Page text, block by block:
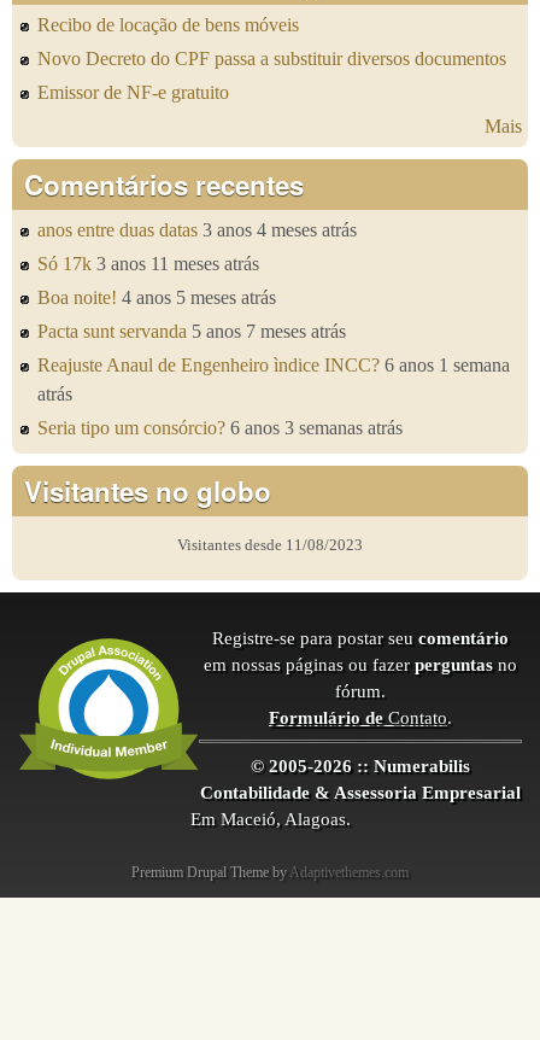
Recibo de locação de bens móveis
Novo Decreto do CPF passa a substituir diversos documentos
Emissor de NF-e gratuito
Mais
Comentários recentes
anos entre duas datas 3 anos 4 meses atrás
Só 17k 3 anos 11 meses atrás
Boa noite! 4 anos 5 meses atrás
Pacta sunt servanda 5 anos 7 meses atrás
Reajuste Anaul de Engenheiro ìndice INCC? 6 anos 1 semana
atrás
Seria tipo um consórcio? 6 anos 3 semanas atrás
Visitantes no globo
Visitantes desde 11/08/2023
Registre-se para postar seu comentário
em nossas páginas ou fazer perguntas no
fórum.
Formulário deContato.
© 2005-2026 :: Numerabilis
Contabilidade & Assessoria Empresarial
Em Maceió, Alagoas.
Premium Drupal Theme by Adaptivethemes.com